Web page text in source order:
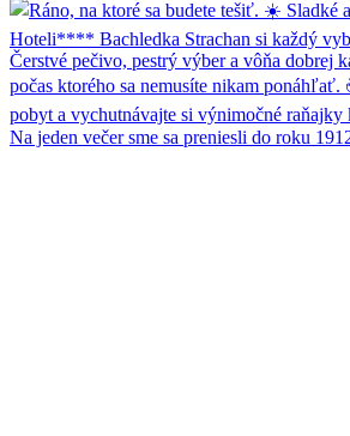
Na jeden večer sme sa preniesli do roku